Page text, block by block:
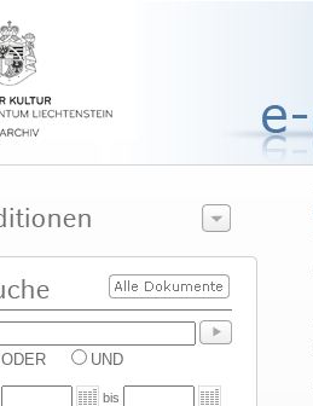
ODER UND
bis